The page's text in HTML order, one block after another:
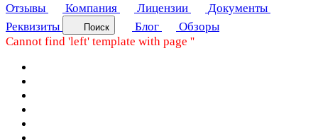
Отзывы
Компания Лицензии
Документы
Реквизиты
Поиск Блог
Обзоры
Cannot find 'left' template with page ''